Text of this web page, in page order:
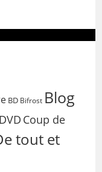
BD Bifrost Blog
Coup de
tout et